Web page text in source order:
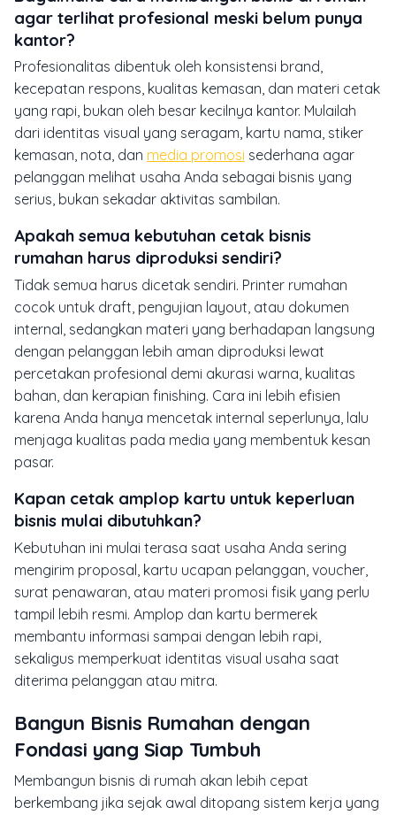
agar terlihat profesional meski belum punya
kantor?
Profesionalitas dibentuk oleh konsistensi brand,
kecepatan respons, kualitas kemasan, dan materi cetak
yang rapi, bukan oleh besar kecilnya kantor. Mulailah
dari identitas visual yang seragam, kartu nama, stiker
kemasan, nota, dan media promosi sederhana agar
pelanggan melihat usaha Anda sebagai bisnis yang
serius, bukan sekadar aktivitas sambilan.
Apakah semua kebutuhan cetak bisnis
rumahan harus diproduksi sendiri?
Tidak semua harus dicetak sendiri. Printer rumahan
cocok untuk draft, pengujian layout, atau dokumen
internal, sedangkan materi yang berhadapan langsung
dengan pelanggan lebih aman diproduksi lewat
percetakan profesional demi akurasi warna, kualitas
bahan, dan kerapian finishing. Cara ini lebih efisien
karena Anda hanya mencetak internal seperlunya, lalu
menjaga kualitas pada media yang membentuk kesan
pasar.
Kapan cetak amplop kartu untuk keperluan
bisnis mulai dibutuhkan?
Kebutuhan ini mulai terasa saat usaha Anda sering
mengirim proposal, kartu ucapan pelanggan, voucher,
surat penawaran, atau materi promosi fisik yang perlu
tampil lebih resmi. Amplop dan kartu bermerek
membantu informasi sampai dengan lebih rapi,
sekaligus memperkuat identitas visual usaha saat
diterima pelanggan atau mitra.
Bangun Bisnis Rumahan dengan
Fondasi yang Siap Tumbuh
Membangun bisnis di rumah akan lebih cepat
berkembang jika sejak awal ditopang sistem kerja yang